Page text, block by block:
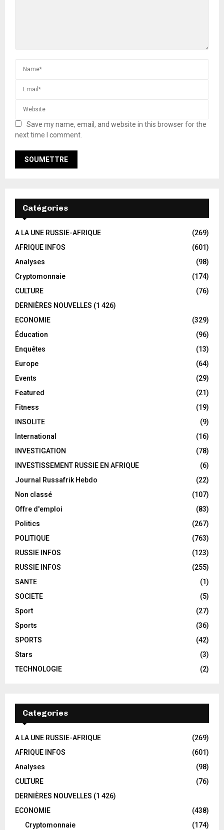
Save my name, email, and website in this browser for the
next time I comment.
Catégories
A LA UNE RUSSIE-AFRIQUE
(269)
AFRIQUE INFOS
(601)
Analyses
(98)
Cryptomonnaie
(174)
CULTURE
(76)
DERNIÈRES NOUVELLES (1 426)
ECONOMIE
(329)
Éducation
(96)
Enquêtes
(13)
Europe
(64)
Events
(29)
Featured
(21)
Fitness
(19)
INSOLITE
(9)
International
(16)
INVESTIGATION
(78)
INVESTISSEMENT RUSSIE EN AFRIQUE
(6)
Journal Russafrik Hebdo
(22)
Non classé
(107)
Offre d'emploi
(83)
Politics
(267)
POLITIQUE
(763)
RUSSIE INFOS
(123)
RUSSIE INFOS
(255)
SANTE
(1)
SOCIETE
(5)
Sport
(27)
Sports
(36)
SPORTS
(42)
Stars
(3)
TECHNOLOGIE
(2)
Categories
A LA UNE RUSSIE-AFRIQUE
(269)
AFRIQUE INFOS
(601)
Analyses
(98)
CULTURE
(76)
DERNIÈRES NOUVELLES (1 426)
ECONOMIE
(438)
Cryptomonnaie
(174)